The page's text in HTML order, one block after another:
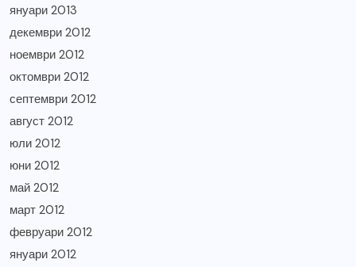
януари 2013
декември 2012
ноември 2012
октомври 2012
септември 2012
август 2012
юли 2012
юни 2012
май 2012
март 2012
февруари 2012
януари 2012